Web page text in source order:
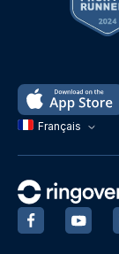
Français